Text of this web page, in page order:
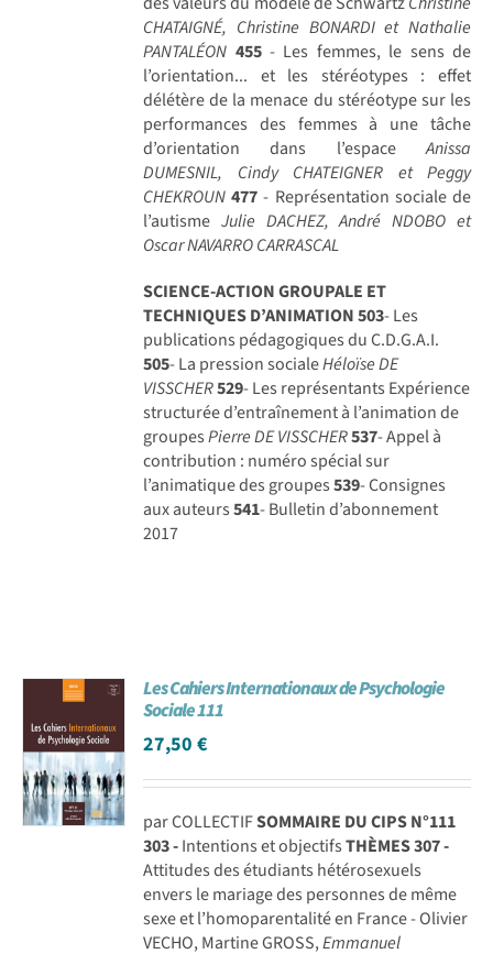
CHATAIGNÉ, Christine BONARDI et Nathalie
PANTALÉON 455- Les femmes, le sens de
l’orientation... et les stéréotypes : effet
délétère de la menace du stéréotype sur les
performances des femmes à une tâche
d’orientation dans l’espaceAnissa
DUMESNIL, Cindy CHATEIGNER et Peggy
CHEKROUN 477- Représentation sociale de
l’autisme Julie DACHEZ, André NDOBO et
Oscar NAVARRO CARRASCAL
SCIENCE-ACTION GROUPALE ET
TECHNIQUES D’ANIMATION503- Les
publications pédagogiques du C.D.G.A.I.
505- La pression socialeHéloïse DE
VISSCHER529- Les représentants Expérience
structurée d’entraînement à l’animation de
groupesPierre DE VISSCHER537- Appel à
contribution : numéro spécial sur
l’animatique des groupes539- Consignes
aux auteurs541- Bulletin d’abonnement
2017
Les Cahiers Internationaux de Psychologie
Sociale 111
27,50€
par COLLECTIFSOMMAIRE DU CIPS N°111
303 -Intentions et objectifsTHÈMES307 -
Attitudes des étudiants hétérosexuels
envers le mariage des personnes de même
sexe et l’homoparentalité en France - Olivier
VECHO, Martine GROSS,Emmanuel